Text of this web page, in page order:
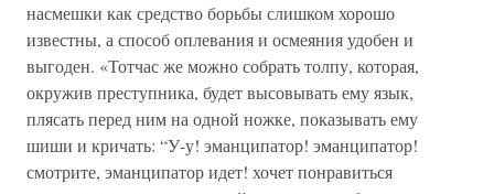
насмешки как средство борьбы слишком хорошо
известны, а способ оплевания и осмеяния удобен и
выгоден. «Тотчас же можно собрать толпу, которая,
окружив преступника, будет высовывать ему язык,
плясать перед ним на одной ножке, показывать ему
шиши и кричать: “У-у! эманципатор! эманципатор!
смотрите, эманципатор идет! хочет понравиться